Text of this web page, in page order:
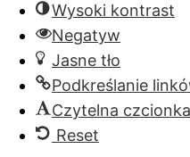
Wysoki kontrast
Negatyw
Jasne tło
Podkreślanie
Czytelna czcionka
Reset